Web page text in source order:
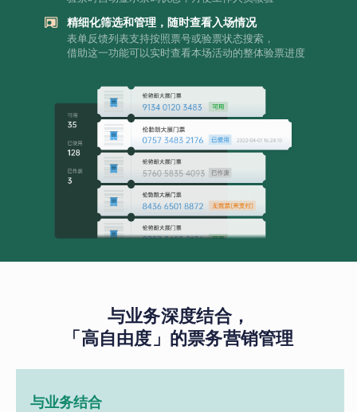
精细化筛选和管理，随时查看入场情况
表单反馈列表支持按照票号或验票状态搜索，
借助这一功能可以实时查看本场活动的整体验票进度
与业务深度结合，
「高自由度」的票务营销管理
与业务结合